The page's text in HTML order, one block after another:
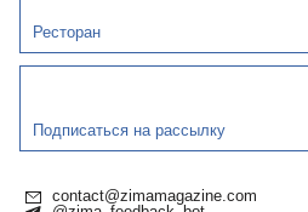
Ресторан
Подписаться на рассылку
contact@zimamagazine.com